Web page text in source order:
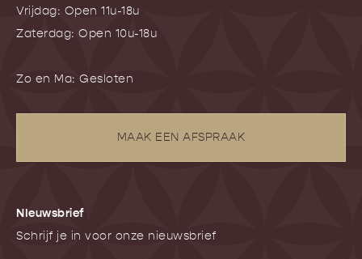
Vrijdag: Open 11u-18u
Zaterdag: Open 10u-18u
Zo en Ma: Gesloten
MAAK EEN AFSPRAAK
NIeuwsbrief
Schrijf je in voor onze nieuwsbrief